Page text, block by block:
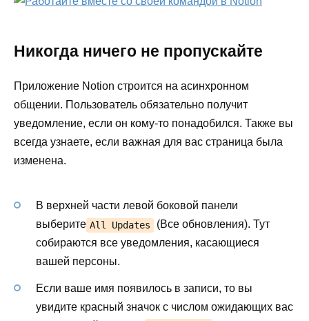
Никогда ничего не пропускайте
Приложение Notion строится на асинхронном
общении. Пользователь обязательно получит
уведомление, если он кому-то понадобился. Также вы
всегда узнаете, если важная для вас страница была
изменена.
В верхней части левой боковой панели
выберите All Updates
(Все обновления). Тут
собираются все уведомления, касающиеся
вашей персоны.
Если ваше имя появилось в записи, то вы
увидите красный значок с числом ожидающих вас